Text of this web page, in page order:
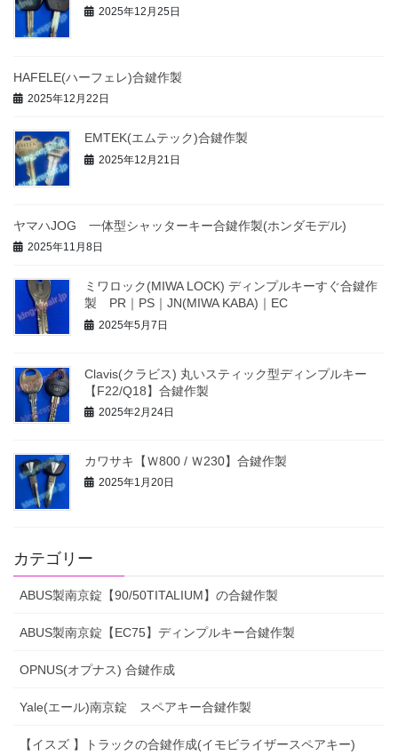
2025年12月25日
HAFELE(ハーフェレ)合鍵作製
2025年12月22日
EMTEK(エムテック)合鍵作製
2025年12月21日
ヤマハJOG 一体型シャッターキー合鍵作製(ホンダモデル)
2025年11月8日
ミワロック(MIWA LOCK) ディンプルキーすぐ合鍵作
製 PR｜PS｜JN(MIWA KABA)｜EC
2025年5月7日
Clavis(クラビス) 丸いスティック型ディンプルキー
【F22/Q18】合鍵作製
2025年2月24日
カワサキ【Ｗ800 / Ｗ230】合鍵作製
2025年1月20日
カテゴリー
ABUS製南京錠【90/50TITALIUM】の合鍵作製
ABUS製南京錠【EC75】ディンプルキー合鍵作製
OPNUS(オプナス) 合鍵作成
Yale(エール)南京錠 スペアキー合鍵作製
【イスズ 】トラックの合鍵作成(イモビライザースペアキー)